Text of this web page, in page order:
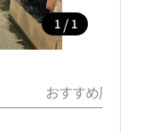
1 / 1
おすすめ周辺